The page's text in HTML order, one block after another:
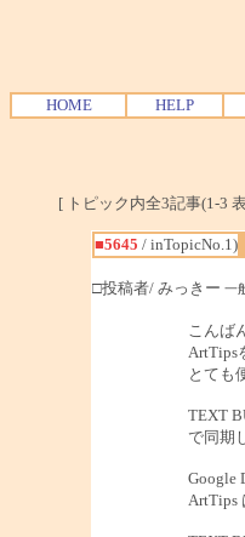
HOME HELP
[ トピック内全3記事(1-3
■5645 / inTopicNo.1)
□投稿者/ みっきー 一
こんば
ArtTips
とても
TEXT
で同期
Google
ArtTips